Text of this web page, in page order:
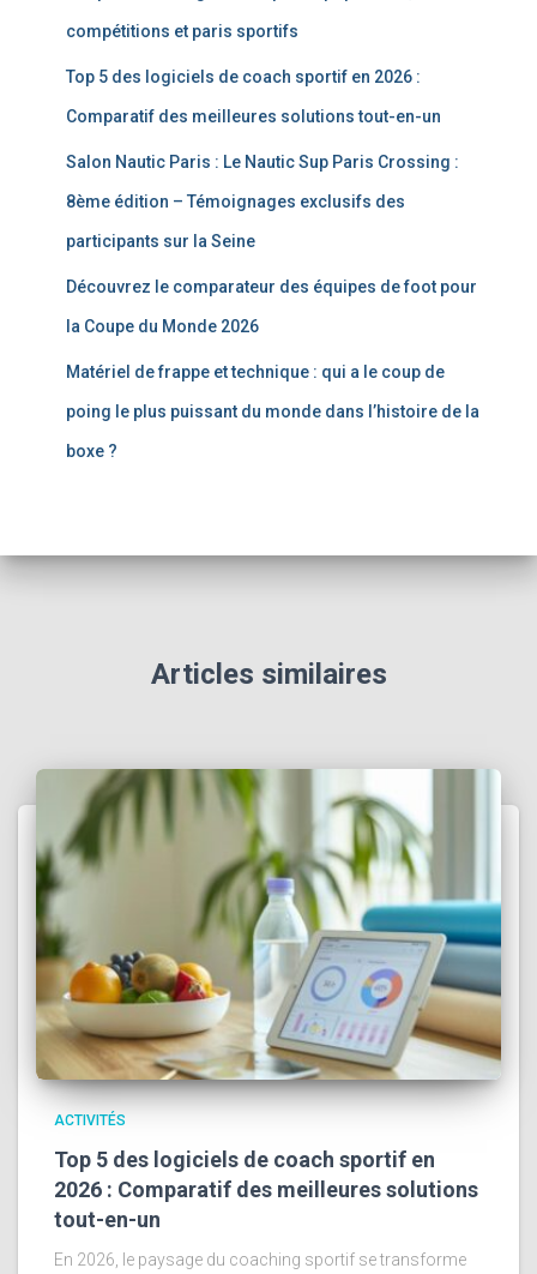
compétitions et paris sportifs
Top 5 des logiciels de coach sportif en 2026 :
Comparatif des meilleures solutions tout-en-un
Salon Nautic Paris : Le Nautic Sup Paris Crossing :
8ème édition – Témoignages exclusifs des
participants sur la Seine
Découvrez le comparateur des équipes de foot pour
la Coupe du Monde 2026
Matériel de frappe et technique : qui a le coup de
poing le plus puissant du monde dans l’histoire de la
boxe ?
Articles similaires
ACTIVITÉS
Top 5 des logiciels de coach sportif en
2026 : Comparatif des meilleures solutions
tout-en-un
En 2026, le paysage du coaching sportif se transforme